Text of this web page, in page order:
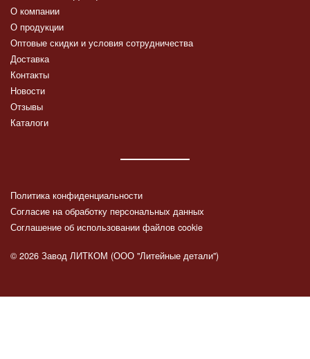
О компании
О продукции
Оптовые скидки и условия сотрудничества
Доставка
Контакты
Новости
Отзывы
Каталоги
Политика конфиденциальности
Согласие на обработку персональных данных
Соглашение об использовании файлов cookie
© 2026 Завод ЛИТКОМ (ООО "Литейные детали")